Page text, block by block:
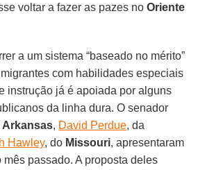
voltar a fazer as pazes noOriente
a um sistema “baseado no mérito”
com habilidades especiais
instrução já é apoiada por alguns
da linha dura. O senador
Arkansas, David Perdue, da
Hawley, do Missouri, apresentaram
passado. A proposta deles